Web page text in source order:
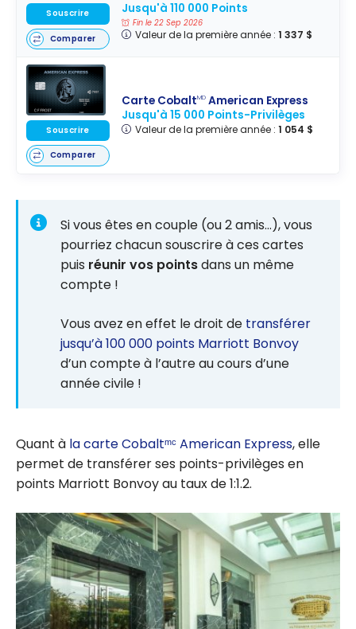
Jusqu'à 110 000 Points
Fin le 22 Sep 2026
Valeur de la première année : 1 337 $
Souscrire
Comparer
Carte CobaltMD American Express
Jusqu'à 15 000 Points-Privilèges
Valeur de la première année : 1 054 $
Souscrire
Comparer
Si vous êtes en couple (ou 2 amis…), vous
pourriez chacun souscrire à ces cartes
puis réunir vos pointsdans un même
compte !
Vous avez en effet le droit de transférer
jusqu’à 100 000 points Marriott Bonvoy
d’un compte à l’autre au cours d’une
année civile !
Quant à la carte Cobaltᵐᶜ American Express, elle
permet de transférer ses points-privilèges en
points Marriott Bonvoy au taux de 1:1.2.